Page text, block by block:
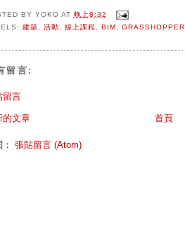
BY YOKO AT 晚上8:32
建築 活動 線上課程 BIM GRASSHOPPER
留言:
留言
的文章 首頁
張貼留言 (Atom)